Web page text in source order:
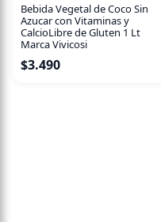
Bebida Vegetal de Coco Sin
Azucar con Vitaminas y
CalcioLibre de Gluten 1 Lt
Marca Vivicosi
$3.490